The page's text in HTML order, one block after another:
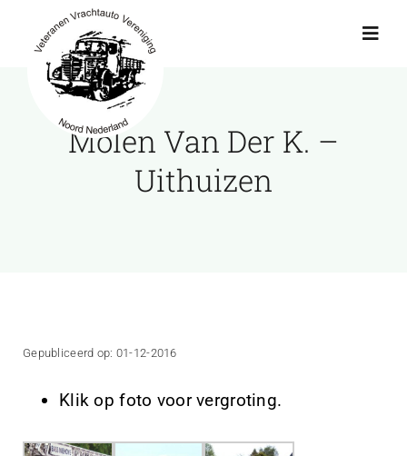
inhoud
Actueel
Interviews
Projecten
Molen Van Der K. –
Uithuizen
Gepubliceerd op: 01-12-2016
Klik op foto voor vergroting.